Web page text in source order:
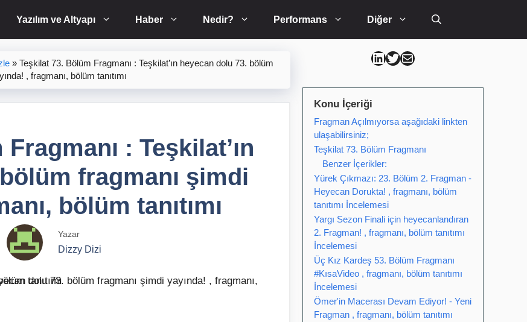
Yazılım ve Altyapı Haber Nedir? Performans Diğer
» Teşkilat 73. Bölüm Fragmanı : Teşkilat’ın heyecan dolu 73. bölüm
, fragmanı, bölüm tanıtımı
: Teşkilat’ın
fragmanı şimdi
bölüm tanıtımı
Yazar
Dizzy Dizi
Can Kütahya Linkedin
Can Kütahya Twitter
Can Kütahya Mail
Konu İçeriği
Fragman Açılmıyorsa aşağıdaki linkten
ulaşabilirsiniz;
Teşkilat 73. Bölüm Fragmanı
Benzer İçerikler:
Yürek Çıkmazı: 23. Bölüm 2. Fragman -
Heyecan Dorukta! , fragmanı, bölüm
tanıtımı İncelemesi
Yargı Sezon Finali için heyecanlandıran
2. Fragman! , fragmanı, bölüm tanıtımı
İncelemesi
Üç Kız Kardeş 53. Bölüm Fragmanı
#KısaVideo , fragmanı, bölüm tanıtımı
İncelemesi
Ömer'in Macerası Devam Ediyor! - Yeni
Fragman , fragmanı, bölüm tanıtımı